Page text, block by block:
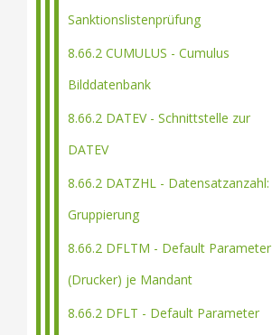
Sanktionslistenprüfung
8.66.2 CUMULUS - Cumulus
Bilddatenbank
8.66.2 DATEV - Schnittstelle zur
DATEV
8.66.2 DATZHL - Datensatzanzahl:
Gruppierung
8.66.2 DFLTM - Default Parameter
(Drucker) je Mandant
8.66.2 DFLT - Default Parameter